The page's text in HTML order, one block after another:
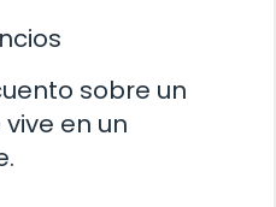
sobre un
en un